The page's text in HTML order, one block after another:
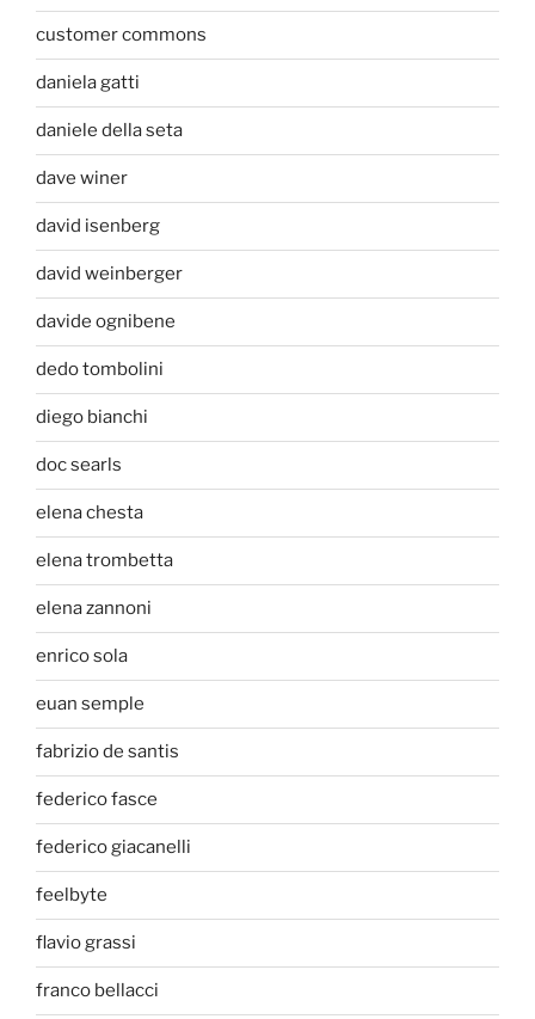
customer commons
daniela gatti
daniele della seta
dave winer
david isenberg
david weinberger
davide ognibene
dedo tombolini
diego bianchi
doc searls
elena chesta
elena trombetta
elena zannoni
enrico sola
euan semple
fabrizio de santis
federico fasce
federico giacanelli
feelbyte
flavio grassi
franco bellacci